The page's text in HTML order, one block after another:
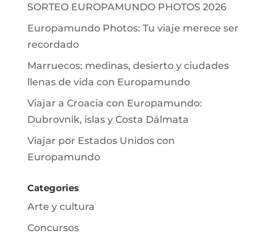
SORTEO EUROPAMUNDO PHOTOS 2026
Europamundo Photos: Tu viaje merece ser
recordado
Marruecos: medinas, desierto y ciudades
llenas de vida con Europamundo
Viajar a Croacia con Europamundo:
Dubrovnik, islas y Costa Dálmata
Viajar por Estados Unidos con
Europamundo
Categories
Arte y cultura
Concursos